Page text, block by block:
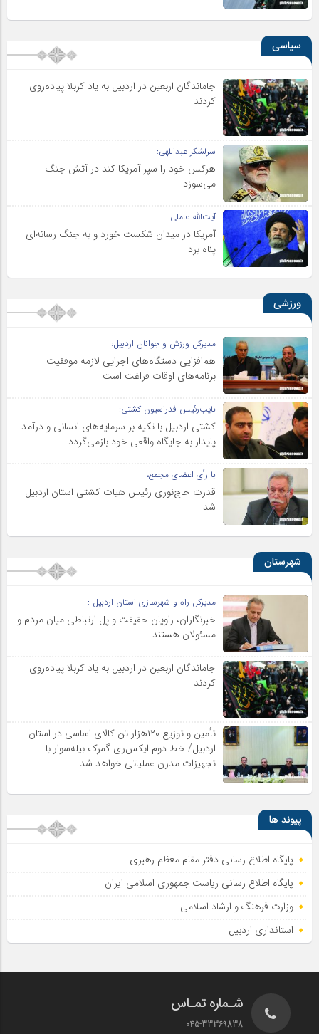
سیاسی
جاماندگان اربعین در اردبیل به یاد کربلا پیاده‌روی
کردند
سرلشکر عبداللهی:
هرکس خود را سپر آمریکا کند در آتش جنگ
می‌سوزد
آیت‌الله عاملی:
آمریکا در میدان شکست خورد و به جنگ رسانه‌ای
پناه برد
ورزشی
مدیرکل ورزش و جوانان اردبیل:
هم‌افزایی دستگاه‌های اجرایی لازمه موفقیت
برنامه‌های اوقات فراغت است
نایب‌رئیس فدراسیون کشتی:
کشتی اردبیل با تکیه بر سرمایه‌های انسانی و درآمد
پایدار به جایگاه واقعی خود بازمی‌گردد
با رأی اعضای مجمع،
قدرت حاج‌نوری رئیس هیات کشتی استان اردبیل
شد
شهرستان
مدیرکل راه و شهرسازی استان اردبیل :
خبرنگاران، راویان حقیقت و پل ارتباطی میان مردم و
مسئولان هستند
جاماندگان اربعین در اردبیل به یاد کربلا پیاده‌روی
کردند
تأمین و توزیع ۱۲۰هزار تن کالای اساسی در استان
اردبیل/ خط دوم ایکس‌ری گمرک بیله‌سوار با
تجهیزات مدرن عملیاتی خواهد شد
پیوند ها
پایگاه اطلاع رسانی دفتر مقام معظم رهبری
پایگاه اطلاع‌ رسانی ریاست‌ جمهوری اسلامی ایران
وزارت فرهنگ و ارشاد اسلامی
استانداری اردبیل
شـماره تمـاس
045-33369838